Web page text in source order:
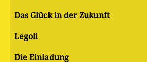
Das Glück in der Zukunft
Legoli
Die Einladung